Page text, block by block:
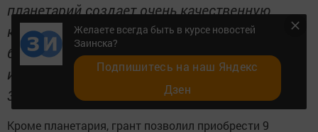
планетарий создает очень качественную
картинку всего того, о чем должно знать
будущее поколение. С его помощью можно
изучать настоящее, прошлое и будущее нашей
Земли,
- говорит Светлана Долгова.
Кроме планетария, грант позволил приобрести 9
Желаете всегда быть в курсе новостей
Заинска?
Подпишитесь на наш Яндекс
Дзен